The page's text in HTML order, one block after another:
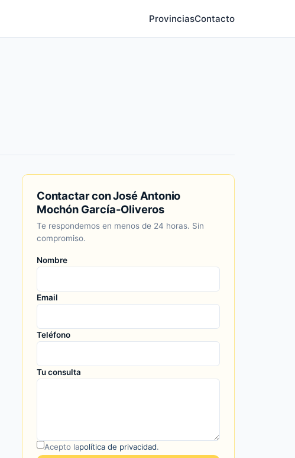
ProvinciasContacto
Contactar con José Antonio
Mochón García-Oliveros
Te respondemos en menos de 24 horas. Sin
compromiso.
Nombre
Email
Teléfono
Tu consulta
Acepto lapolítica de privacidad.